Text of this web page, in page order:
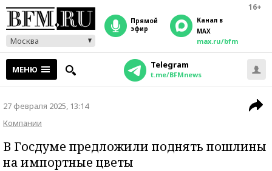
16+
Москва
прямой
эфир
Канал в
MAX
max.ru/bfm
МЕНЮ Telegram
t.me/BFMnews
27 февраля 2025, 13:14
Компании
В Госдуме предложили поднять пошлины
на импортные цветы